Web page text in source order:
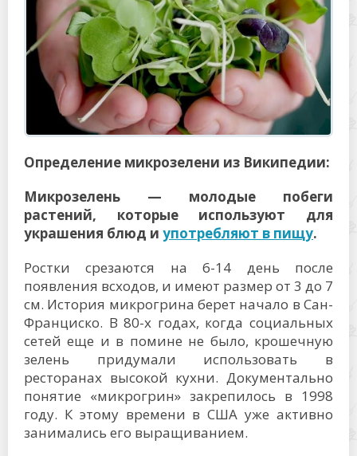
Определение микрозелени из Википедии:
Микрозелень — молодые побеги
растений, которые используют для
украшения блюд и употребляют в пищу.
Ростки срезаются на 6-14 день после
появления всходов, и имеют размер от 3 до 7
см. История микрогрина берет начало в Сан-
Франциско. В 80-х годах, когда социальных
сетей еще и в помине не было, крошечную
зелень придумали использовать в
ресторанах высокой кухни. Документально
понятие «микрогрин» закрепилось в 1998
году. К этому времени в США уже активно
занимались его выращиванием.